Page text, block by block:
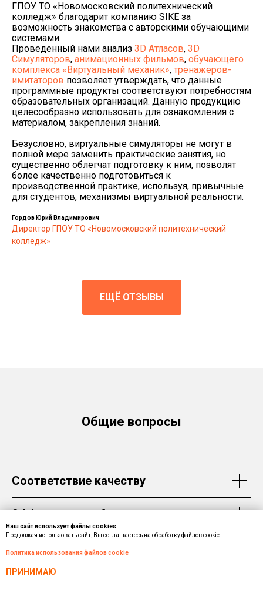
ГПОУ ТО «Новомосковский политехнический
колледж» благодарит компанию SIKE за
возможность знакомства с авторскими обучающими
системами.
Проведенный нами анализ 3D Атласов, 3D
Симуляторов, анимационных фильмов, обучающего
комплекса «Виртуальный механик», тренажеров-
имитаторов позволяет утверждать, что данные
программные продукты соответствуют потребностям
образовательных организаций. Данную продукцию
целесообразно использовать для ознакомления с
материалом, закрепления знаний.
Безусловно, виртуальные симуляторы не могут в
полной мере заменить практические занятия, но
существенно облегчат подготовку к ним, позволят
более качественно подготовиться к
производственной практике, используя, привычные
для студентов, механизмы виртуальной реальности.
Гордов Юрий Владимирович
Директор ГПОУ ТО «Новомосковский политехнический
колледж»
ЕЩЁ ОТЗЫВЫ
Общие вопросы
Соответствие качеству
Эффективное обучение
Экономия средств на обучение
Наш сайт использует файлы cookies.
Продолжая использовать сайт, Вы соглашаетесь на обработку файлов cookie.
Политика использования файлов cookie
ПРИНИМАЮ